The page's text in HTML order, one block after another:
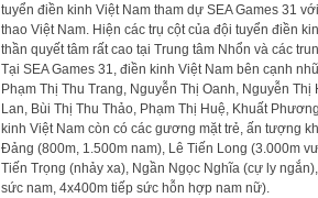
tuyển điền kinh Việt Nam tham dự SEA Games 31
thao Việt Nam. Hiện các trụ cột của đội tuyển điền
thần quyết tâm rất cao tại Trung tâm Nhổn và các
Tại SEA Games 31, điền kinh Việt Nam bên cạnh
Phạm Thị Thu Trang, Nguyễn Thị Oanh, Nguyễn
Lan, Bùi Thị Thu Thảo, Phạm Thị Huệ, Khuất
kinh Việt Nam còn có các gương mặt trẻ, ấn tượng
Đảng (800m, 1.500m nam), Lê Tiến Long (3.000m
Tiến Trọng (nhảy xa), Ngần Ngọc Nghĩa (cự ly
sức nam, 4x400m tiếp sức hỗn hợp nam nữ).